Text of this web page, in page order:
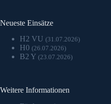
Neueste Einsätze
H2 VU (31.07.2026)
H0 (26.07.2026)
B2 Y (23.07.2026)
Weitere Informationen